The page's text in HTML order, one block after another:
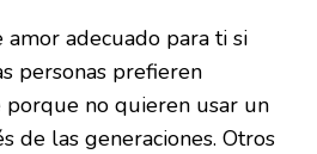
adecuado para ti si
personas prefieren
porque no quieren usar un
de las generaciones. Otros